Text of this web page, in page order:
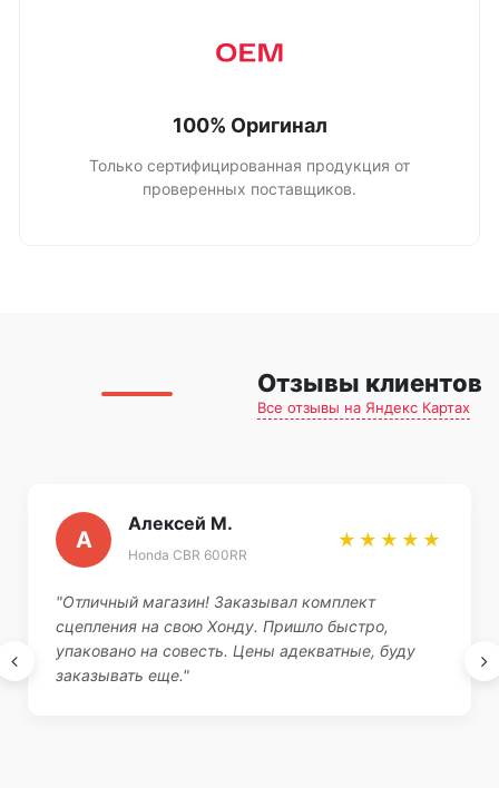
100% Оригинал
Только сертифицированная продукция от
проверенных поставщиков.
Отзывы клиентов
Все отзывы на Яндекс Картах
А
Алексей М.
Honda CBR 600RR
★★★★★
"Отличный магазин! Заказывал комплект
сцепления на свою Хонду. Пришло быстро,
упаковано на совесть. Цены адекватные, буду
заказывать еще."